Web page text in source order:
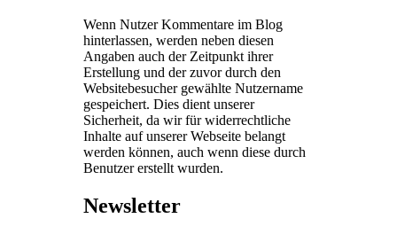
Wenn Nutzer Kommentare im Blog
hinterlassen, werden neben diesen
Angaben auch der Zeitpunkt ihrer
Erstellung und der zuvor durch den
Websitebesucher gewählte Nutzername
gespeichert. Dies dient unserer
Sicherheit, da wir für widerrechtliche
Inhalte auf unserer Webseite belangt
werden können, auch wenn diese durch
Benutzer erstellt wurden.
Newsletter